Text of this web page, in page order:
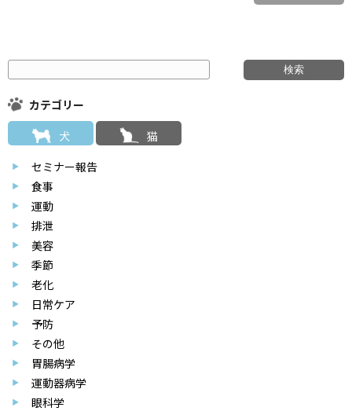
カテゴリー
犬
猫
セミナー報告
食事
運動
排泄
美容
季節
老化
日常ケア
予防
その他
胃腸病学
運動器病学
眼科学